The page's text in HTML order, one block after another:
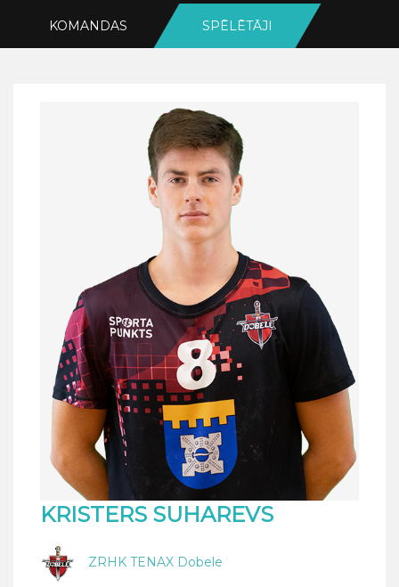
KOMANDAS SPĒLĒTĀJI
KRISTERS SUHAREVS
ZRHK TENAX Dobele